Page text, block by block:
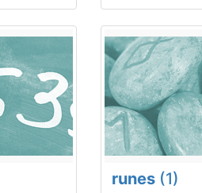
runes (1)